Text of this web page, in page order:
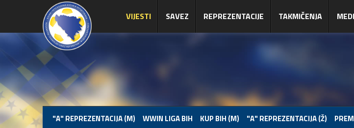
VIJESTI SAVEZ REPREZENTACIJE TAKMIČENJA
"A" REPREZENTACIJA (M) WWIN LIGA BIH KUP BIH (M) "A" REPREZENTACIJA (Ž)